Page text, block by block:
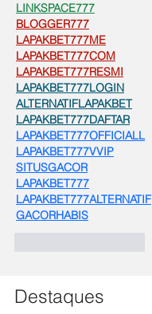
LINKSPACE777
BLOGGER777
LAPAKBET777ME
LAPAKBET777COM
LAPAKBET777RESMI
LAPAKBET777LOGIN
ALTERNATIFLAPAKBET
LAPAKBET777DAFTAR
LAPAKBET777OFFICIALL
LAPAKBET777VVIP
SITUSGACOR
LAPAKBET777
LAPAKBET777ALTERNATIF
GACORHABIS
Destaques